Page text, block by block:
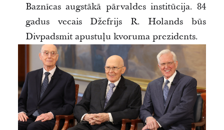
Baznīcas augstākā pārvaldes institūcija. 84
gadus vecais Džefrijs R. Holands būs
Divpadsmit apustuļu kvoruma prezidents.